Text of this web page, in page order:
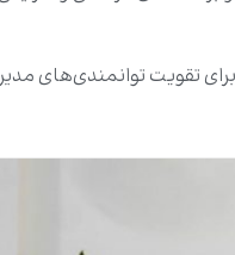
توانمندی‌های